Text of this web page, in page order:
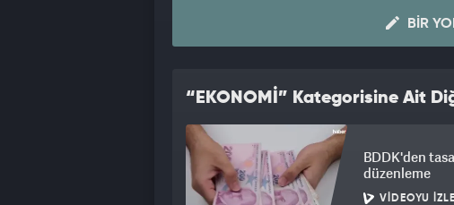
BIR
“EKONOMİ” Kategorisine Ait
BDDK'den
düzenleme
VIDEOYU İZLE